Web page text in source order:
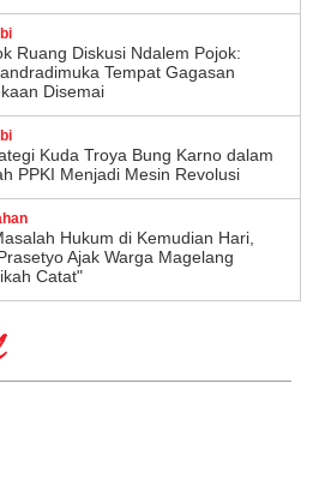
Ruang Diskusi Ndalem Pojok:
Tempat Gagasan
Disemai
Kuda Troya Bung Karno dalam
PPKI Menjadi Mesin Revolusi
Hukum di Kemudian Hari,
Ajak Warga Magelang
Catat"